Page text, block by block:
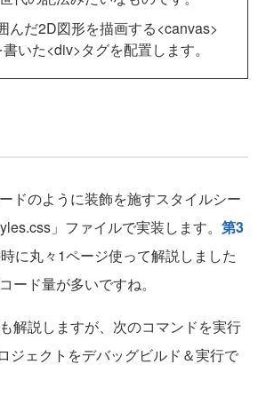
んだ2D図形を描画する<canvas>
いた<div>タグを配置します。
ドのように装飾を施すスタイルシー
」ファイルで実装します。 第3
に丸々1ページ使って解説しました
ード量が多いですね。
解説しますが、次のコマンドを実行
ジェクトをデバッグビルド＆実行で